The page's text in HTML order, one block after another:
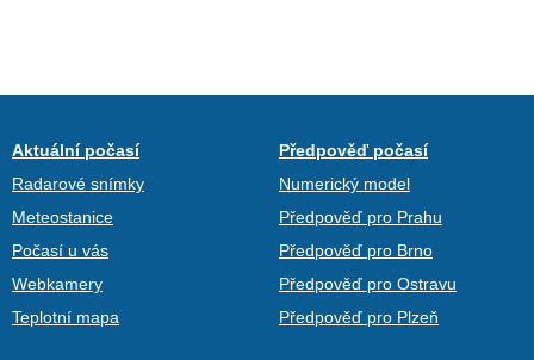
Aktuální počasí
Radarové snímky
Meteostanice
Počasí u vás
Webkamery
Teplotní mapa
Předpověď počasí
Numerický model
Předpověď pro Prahu
Předpověď pro Brno
Předpověď pro Ostravu
Předpověď pro Plzeň